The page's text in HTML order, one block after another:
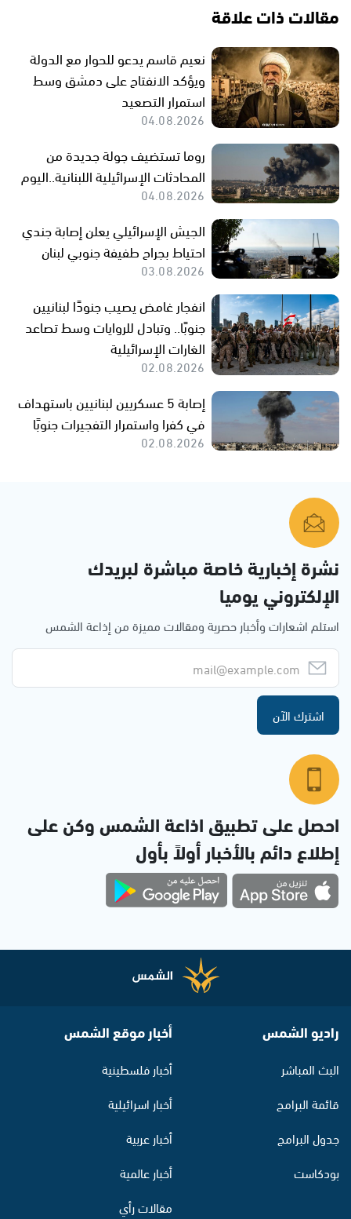
مقالات ذات علاقة
نعيم قاسم يدعو للحوار مع الدولة
ويؤكد الانفتاح على دمشق وسط
استمرار التصعيد
04.08.2026
روما تستضيف جولة جديدة من
المحادثات الإسرائيلية اللبنانية..اليوم
04.08.2026
الجيش الإسرائيلي يعلن إصابة جندي
احتياط بجراح طفيفة جنوبي لبنان
03.08.2026
انفجار غامض يصيب جنودًا لبنانيين
جنوبًا.. وتبادل للروايات وسط تصاعد
الغارات الإسرائيلية
02.08.2026
إصابة 5 عسكريين لبنانيين باستهداف
في كفرا واستمرار التفجيرات جنوبًا
02.08.2026
نشرة إخبارية خاصة مباشرة لبريدك
الإلكتروني يوميا
استلم اشعارات وأخبار حصرية ومقالات مميزة من إذاعة الشمس
اشترك الآن
احصل على تطبيق اذاعة الشمس وكن على
إطلاع دائم بالأخبار أولاً بأول
راديو الشمس
البث المباشر
قائمة البرامج
جدول البرامج
بودكاست
أخبار موقع الشمس
أخبار فلسطينية
أخبار اسرائيلية
أخبار عربية
أخبار عالمية
مقالات رأي